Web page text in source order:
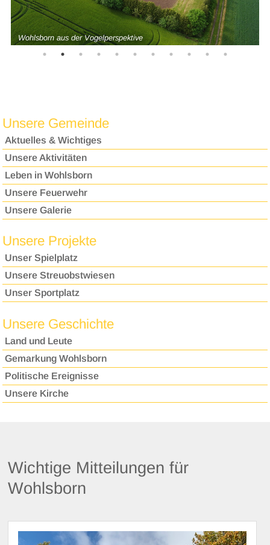
Wohlsborn aus der Vogelperspektive
Unsere Gemeinde
Aktuelles & Wichtiges
Unsere Aktivitäten
Leben in Wohlsborn
Unsere Feuerwehr
Unsere Galerie
Unsere Projekte
Unser Spielplatz
Unsere Streuobstwiesen
Unser Sportplatz
Unsere Geschichte
Land und Leute
Gemarkung Wohlsborn
Politische Ereignisse
Unsere Kirche
Wichtige Mitteilungen für
Wohlsborn